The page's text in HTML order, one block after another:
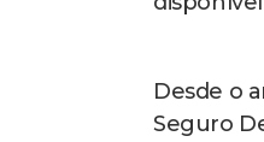
Desde o
Seguro